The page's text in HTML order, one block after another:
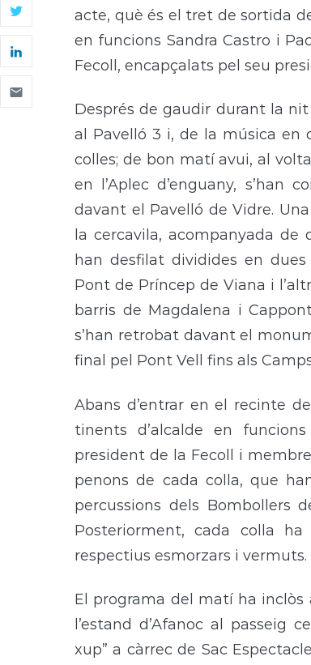
acte, què és el tret de sortida
en funcions Sandra Castro i
Fecoll, encapçalats pel seu
Després de gaudir durant la nit
al Pavelló 3 i, de la música en
colles; de bon matí avui, al
en l’Aplec d’enguany, s’han
davant el Pavelló de Vidre.
la cercavila, acompanyada de
han desfilat dividides en
Pont de Príncep de Viana i
barris de Magdalena i
s’han retrobat davant el
final pel Pont Vell fins als
Abans d’entrar en el recinte
tinents d’alcalde en
president de la Fecoll i
penons de cada colla, que
percussions dels Bombollers
Posteriorment, cada colla
respectius esmorzars i vermuts.
El programa del matí ha inclòs
l’estand d’Afanoc al passeig
xup” a càrrec de Sac